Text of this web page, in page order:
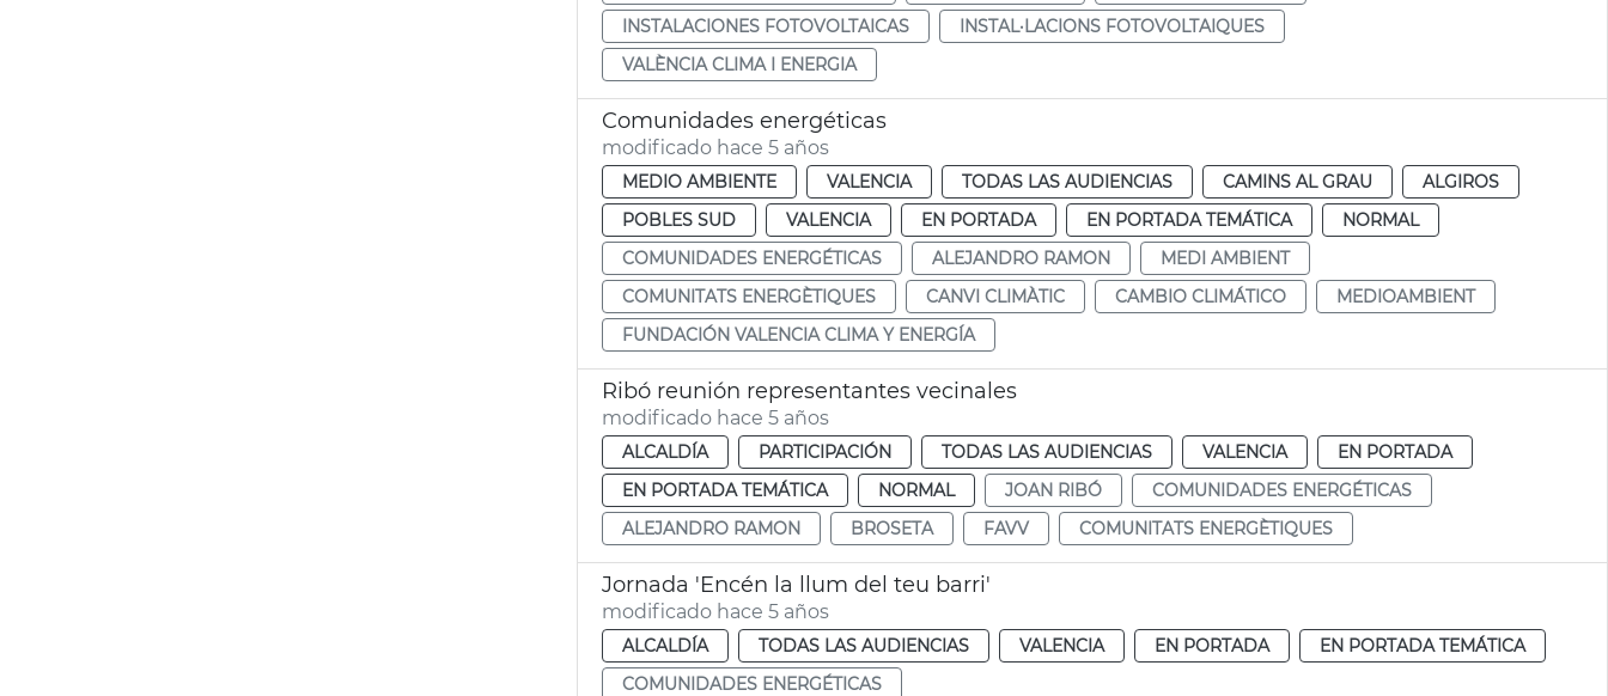
INSTALACIONES FOTOVOLTAICAS
INSTAL·LACIONS FOTOVOLTAIQUES
VALÈNCIA CLIMA I ENERGIA
Comunidades energéticas
modificado hace 5 años
MEDIO AMBIENTE VALENCIA TODAS LAS AUDIENCIAS CAMINS AL GRAU
ALGIROS
POBLES SUD
VALENCIA EN PORTADA EN PORTADA TEMÁTICA
NORMAL
COMUNIDADES ENERGÉTICAS
ALEJANDRO RAMON
MEDI AMBIENT
COMUNITATS ENERGÈTIQUES
CANVI CLIMÀTIC CAMBIO CLIMÁTICO
MEDIOAMBIENT
FUNDACIÓN VALENCIA CLIMA Y ENERGÍA
Ribó reunión representantes vecinales
modificado hace 5 años
ALCALDÍA PARTICIPACIÓN TODAS LAS AUDIENCIAS VALENCIA
EN PORTADA
EN PORTADA TEMÁTICA
NORMAL JOAN RIBÓ
COMUNIDADES ENERGÉTICAS
ALEJANDRO RAMON
BROSETA FAVV COMUNITATS ENERGÈTIQUES
Jornada 'Encén la llum del teu barri'
modificado hace 5 años
ALCALDÍA TODAS LAS AUDIENCIAS VALENCIA EN PORTADA
EN PORTADA TEMÁTICA
COMUNIDADES ENERGÉTICAS